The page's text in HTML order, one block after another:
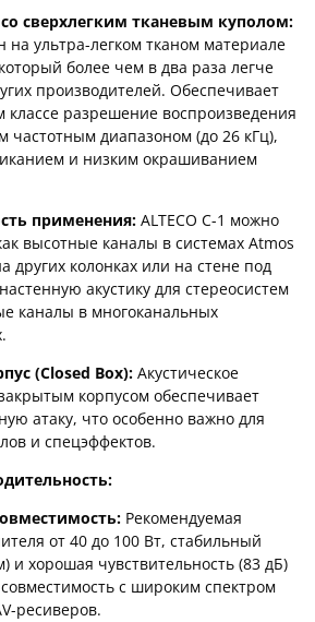
сверхлегким тканевым куполом:
на ультра-легком тканом материале
более чем в два раза легче
производителей. Обеспечивает
классе разрешение воспроизведения
диапазоном (до 26 кГц),
и низким окрашиванием
применения: ALTECO C-1 можно
высотные каналы в системах Atmos
других колонках или на стене под
акустику для стереосистем
каналы в многоканальных
(Closed Box): Акустическое
корпусом обеспечивает
атаку, что особенно важно для
и спецэффектов.
Рекомендуемая
от 40 до 100 Вт, стабильный
и хорошая чувствительность (83 дБ)
с широким спектром
ресиверов.